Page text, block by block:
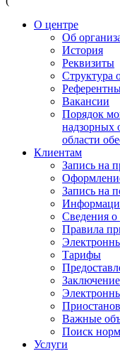
О центре
Об
История
Реквизиты
Структура
Вакансии
Порядок
надзорных
области
Клиентам
Запись на
Запись на
Сведения о
Правила
Тарифы
Важные
Поиск
Услуги